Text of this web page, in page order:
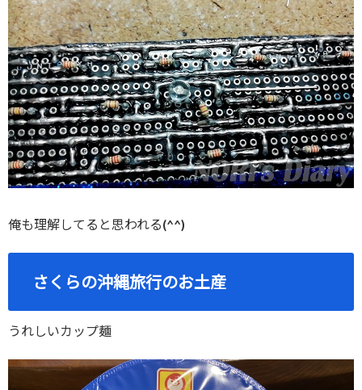
俺も理解してると思われる(^^)
さくらの沖縄旅行のお土産
うれしいカップ麺